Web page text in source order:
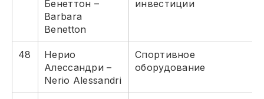
Бенеттон –
Barbara
Benetton
инвестиции
48
Нерио
Алессандри –
Nerio Alessandri
Спортивное
оборудование